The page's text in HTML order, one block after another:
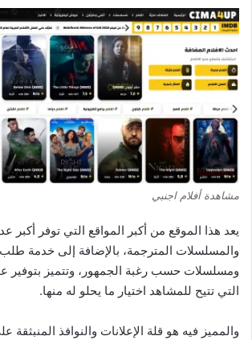
مشاهدة أفلام اجنبي
يعد هذا الموقع من أكبر المواقع التي توفر أكبر
والمسلسلات المترجمة، بالإضافة إلى خدمة
ومسلسلات حسب رغبة الجمهور، وتتميز بتوفير
التي تتيح للمشاهد اختيار ما يحلو له منها.
والمميز فيه هو قلة الإعلانات والنوافذ